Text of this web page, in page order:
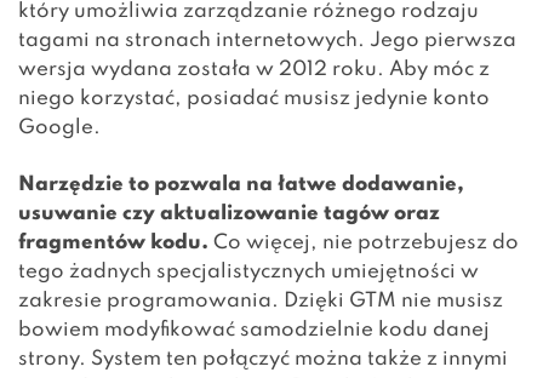
który umożliwia zarządzanie różnego rodzaju
tagami na stronach internetowych. Jego pierwsza
wersja wydana została w 2012 roku. Aby móc z
niego korzystać, posiadać musisz jedynie konto
Google.
Narzędzie to pozwala na łatwe dodawanie,
usuwanie czy aktualizowanie tagów oraz
fragmentów kodu. Co więcej, nie potrzebujesz do
tego żadnych specjalistycznych umiejętności w
zakresie programowania. Dzięki GTM nie musisz
bowiem modyfikować samodzielnie kodu danej
strony. System ten połączyć można także z innymi